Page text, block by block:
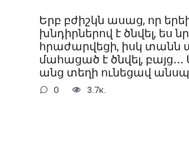
Երբ բժիշկն ասաց, որ
խնդիրներով է ծնվել, ես
հրաժարվեցի, իսկ տանն
մահացած է ծնվել,
անց տեղի ունեցավ
0 3.7к.